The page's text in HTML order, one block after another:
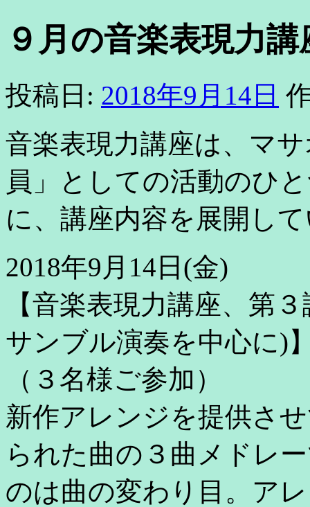
９月の音楽表現力講
投稿日: 2018年9月14日
音楽表現力講座は、マ
員」としての活動のひ
に、講座内容を展開し
2018年9月14日(金)
【音楽表現力講座、第
サンブル演奏を中心に)
（３名様ご参加）
新作アレンジを提供さ
られた曲の３曲メドレ
のは曲の変わり目。ア